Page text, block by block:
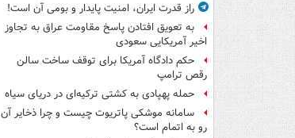
راز قدرت ایران، امنیت پایدار و بومی آن است!
به تعویق افتادن پاسخ مقاومت عراق به تجاوز
اخیر آمریکایی سعودی
حکم دادگاه آمریکا برای توقف ساخت سالن
رقص ترامپ
حمله پهپادی به کشتی ترکیه‌ای در دریای سیاه
سامانه موشکی پاتریوت چیست و چرا ذخایر آن
رو به اتمام است؟